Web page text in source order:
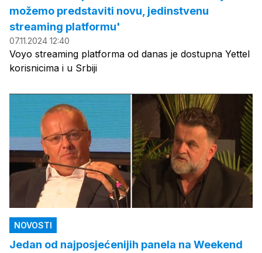
možemo predstaviti novu, jedinstvenu
streaming platformu'
07.11.2024 12:40
Voyo streaming platforma od danas je dostupna Yettel
korisnicima i u Srbiji
NOVOSTI
Jedan od najposjećenijih panela na Weekend